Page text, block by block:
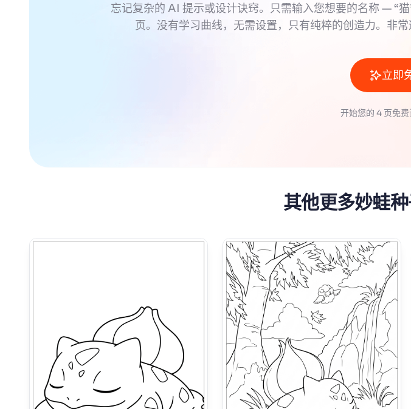
忘记复杂的 AI 提示或设计诀窍。只需输入您想要的名称 — “
页。没有学习曲线，无需设置，只有纯粹的创造力。非
立即
开始您的 4 页免费
其他更多妙蛙